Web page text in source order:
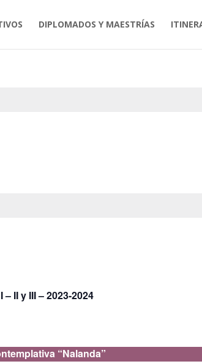
DIPLOMADOS Y MAESTRÍAS
II y III – 2023-2024
“Nalanda”